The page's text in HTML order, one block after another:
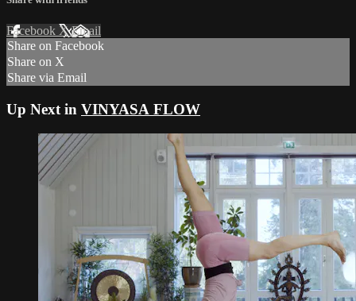
Facebook XEmail
Share on Facebook
Share on X
Share via Email
Up Next in VINYASA FLOW